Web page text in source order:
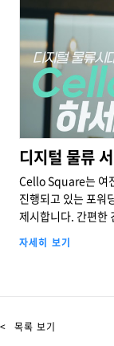
디지털 물류
Cello Square는 여
진행되고 있는 포워
제시합니다. 간편한
서비스를 제공하는
자세히 보기
< 목록 보기